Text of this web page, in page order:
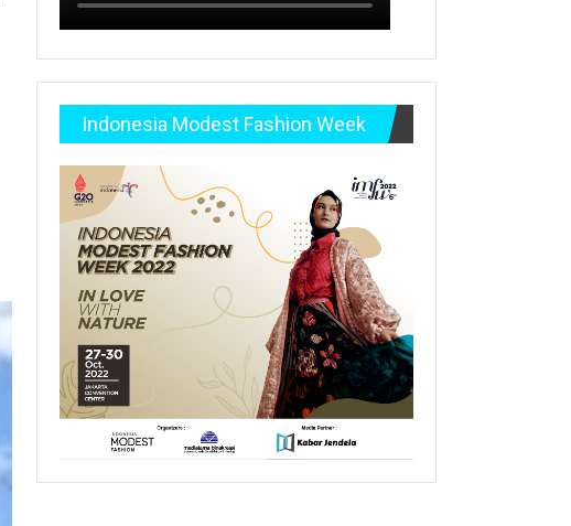
Indonesia Modest Fashion Week